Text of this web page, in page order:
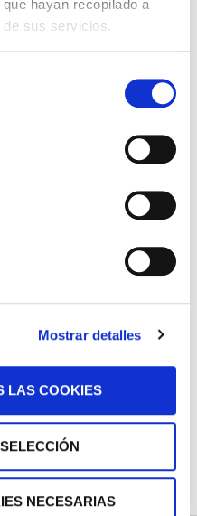
hayan recopilado a
de sus servicios.
Mostrar detalles
LAS COOKIES
NECESARIAS